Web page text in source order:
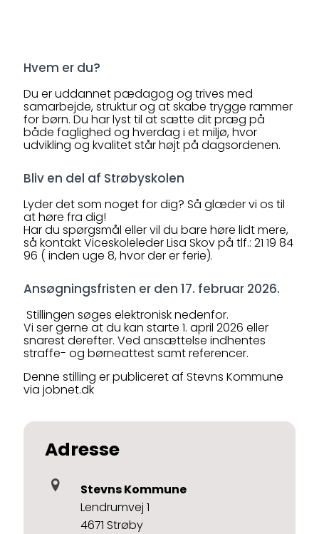
Hvem er du?
Du er uddannet pædagog og trives med
samarbejde, struktur og at skabe trygge rammer
for børn. Du har lyst til at sætte dit præg på
både faglighed og hverdag i et miljø, hvor
udvikling og kvalitet står højt på dagsordenen.
Bliv en del af Strøbyskolen
Lyder det som noget for dig? Så glæder vi os til
at høre fra dig!
Har du spørgsmål eller vil du bare høre lidt mere,
så kontakt Viceskoleleder Lisa Skov på tlf.: 21 19 84
96 ( inden uge 8, hvor der er ferie).
Ansøgningsfristen er den 17. februar 2026.
Stillingen søges elektronisk nedenfor.
Vi ser gerne at du kan starte 1. april 2026 eller
snarest derefter. Ved ansættelse indhentes
straffe- og børneattest samt referencer.
Denne stilling er publiceret af Stevns Kommune
via jobnet.dk
Adresse
Stevns Kommune
Lendrumvej 1
4671 Strøby